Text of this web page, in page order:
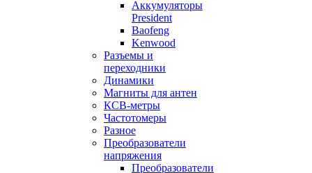
Аккумуляторы
President
Baofeng
Kenwood
Разъемы и
переходники
Динамики
Магниты для антен
КСВ-метры
Частотомеры
Разное
Преобразователи
напряжения
Преобразователи